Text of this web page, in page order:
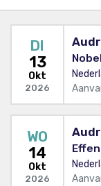
DI
13
Okt
2026
WO
14
Okt
2026